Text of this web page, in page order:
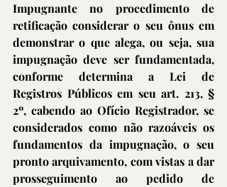
Impugnante no procedimento de
retificação considerar o seu ônus em
demonstrar o que alega, ou seja, sua
impugnação deve ser fundamentada,
conforme determina a Lei de
Registros Públicos em seu art. 213, §
2º, cabendo ao Ofício Registrador, se
considerados como não razoáveis os
fundamentos da impugnação, o seu
pronto arquivamento, com vistas a dar
prosseguimento ao pedido de